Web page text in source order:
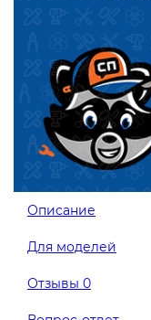
Описание
Для моделей
Отзывы 0